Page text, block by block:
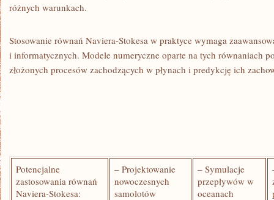
różnych warunkach.
Stosowanie równań Naviera-Stokesa w praktyce wymaga
i informatycznych.⁣ Modele numeryczne‍ oparte na tych równaniach
złożonych procesów zachodzących w płynach i predykcję ich
Potencjalne ​
zastosowania równań
Naviera-Stokesa:
– Projektowanie
nowoczesnych
‌samolotów
– Symulacje
przepływów w
oceanach